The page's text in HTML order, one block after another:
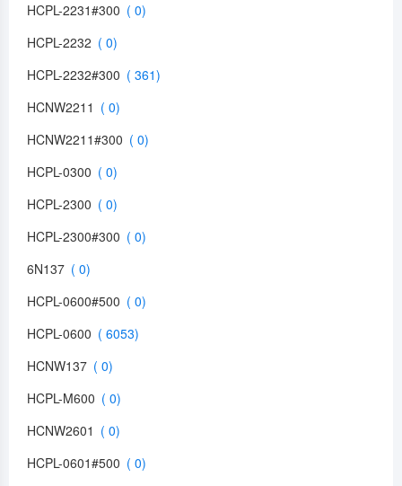
HCPL-2231#300
HCPL-2232
HCPL-2232#300
HCNW2211
HCNW2211#300
HCPL-0300
HCPL-2300
HCPL-2300#300
6N137
HCPL-0600#500
HCPL-0600
HCNW137
HCPL-M600
HCNW2601
HCPL-0601#500